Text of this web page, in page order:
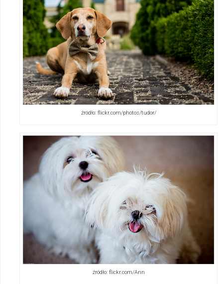
źródło: flickr.com/photos/tudor/
źródło: flickr.com/Ann